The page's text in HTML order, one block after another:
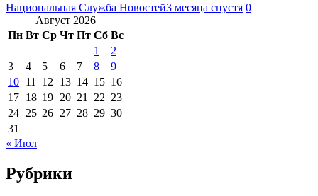
Национальная Служба Новостей3 месяца спустя 0
Август 2026
Пн Вт Ср Чт Пт Сб Вс
1
2
3
4 5 6 7 8
9
10 11 12 13 14 15 16
17 18 19 20 21 22 23
24 25 26 27 28 29 30
31
« Июл
Рубрики